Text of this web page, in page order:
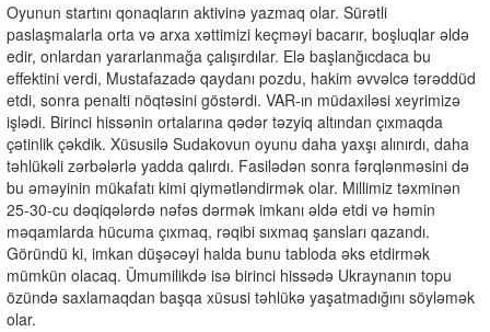
Oyunun startını qonaqların aktivinə yazmaq olar. Sürətli
paslaşmalarla orta və arxa xəttimizi keçməyi bacarır, boşluqlar əldə
edir, onlardan yararlanmağa çalışırdılar. Elə başlanğıcdaca bu
effektini verdi, Mustafazadə qaydanı pozdu, hakim əvvəlcə tərəddüd
etdi, sonra penalti nöqtəsini göstərdi. VAR-ın müdaxiləsi xeyrimizə
işlədi. Birinci hissənin ortalarına qədər təzyiq altından çıxmaqda
çətinlik çəkdik. Xüsusilə Sudakovun oyunu daha yaxşı alınırdı, daha
təhlükəli zərbələrlə yadda qalırdı. Fasilədən sonra fərqlənməsini də
bu əməyinin mükafatı kimi qiymətləndirmək olar. Millimiz təxminən
25-30-cu dəqiqələrdə nəfəs dərmək imkanı əldə etdi və həmin
məqamlarda hücuma çıxmaq, rəqibi sıxmaq şansları qazandı.
Göründü ki, imkan düşəcəyi halda bunu tabloda əks etdirmək
mümkün olacaq. Ümumilikdə isə birinci hissədə Ukraynanın topu
özündə saxlamaqdan başqa xüsusi təhlükə yaşatmadığını söyləmək
olar.